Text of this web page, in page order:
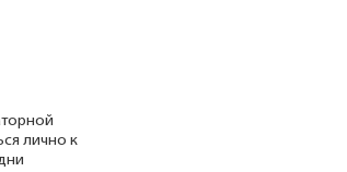
лично к